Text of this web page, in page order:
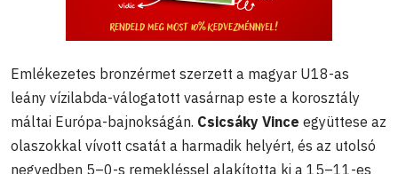
Emlékezetes bronzérmet szerzett a magyar U18-as
leány vízilabda-válogatott vasárnap este a korosztály
máltai Európa-bajnokságán. Csicsáky Vince együttese az
olaszokkal vívott csatát a harmadik helyért, és az utolsó
negyedben 5–0-s remekléssel alakította ki a 15–11-es